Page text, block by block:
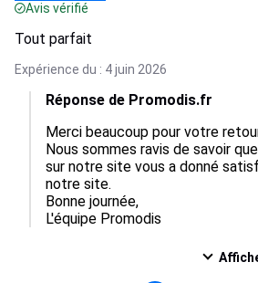
Avis vérifié
Tout parfait
Expérience du : 4 juin 2026
Réponse de Promodis.fr
Merci beaucoup pour votre
Nous sommes ravis de savoir
sur notre site vous a donné
notre site.
Bonne journée,
L'équipe Promodis